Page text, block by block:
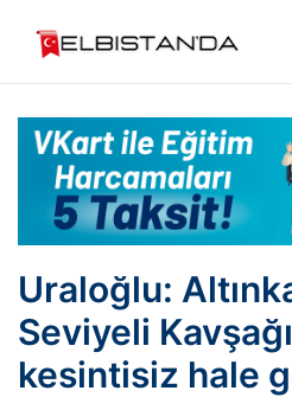
Uraloğlu:
Seviyeli
kesintisiz hale